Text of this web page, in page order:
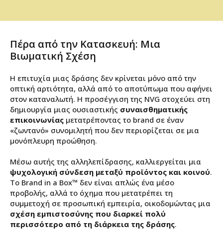
Πέρα από την Κατασκευή: Μια
Βιωματική Σχέση
Η επιτυχία μιας δράσης δεν κρίνεται μόνο από την
οπτική αρτιότητα, αλλά από το αποτύπωμα που αφήνει
στον καταναλωτή. Η προσέγγιση της NVG στοχεύει στη
δημιουργία μιας ουσιαστικής συναισθηματικής
επικοινωνίας μετατρέποντας το brand σε έναν
«ζωντανό» συνομιλητή που δεν περιορίζεται σε μια
μονόπλευρη προώθηση.
Μέσω αυτής της αλληλεπίδρασης, καλλιεργείται μια
ψυχολογική σύνδεση μεταξύ προϊόντος και κοινού.
Το Brand in a Box™ δεν είναι απλώς ένα μέσο
προβολής, αλλά το όχημα που μετατρέπει τη
συμμετοχή σε προσωπική εμπειρία, οικοδομώντας μια
σχέση εμπιστοσύνης που διαρκεί πολύ
περισσότερο από τη διάρκεια της δράσης.